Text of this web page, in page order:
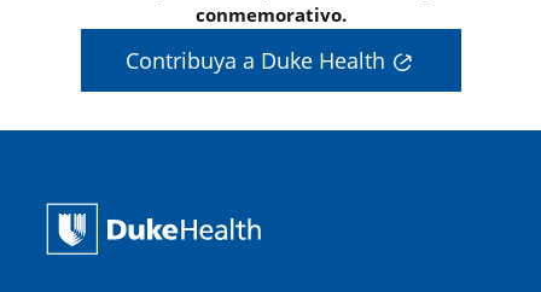
conmemorativo.
Contribuya a Duke Health